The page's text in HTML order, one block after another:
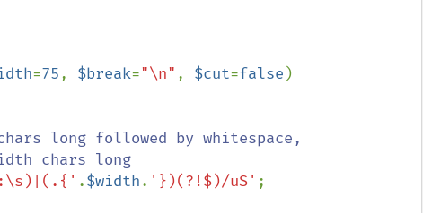
=75, $break="\n" , $cut=false )
long followed by whitespace,
.$width. '})(?!$)/uS' ;